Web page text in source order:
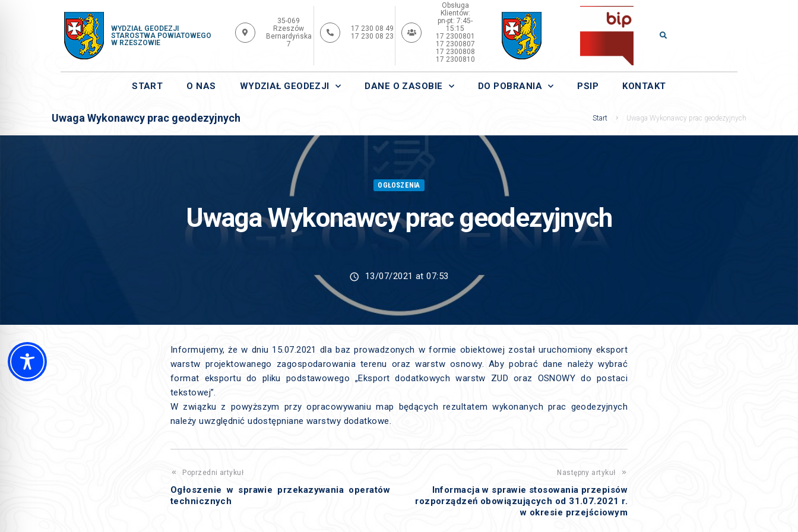
WYDZIAŁ GEODEZJI
STAROSTWA POWIATOWEGO
W RZESZOWIE
35-069
Rzeszów
Bernardyńska
7
17 230 08 49
17 230 08 23
Obsługa
Klientów:
pn-pt: 7:45-
15:15
17 2300801
17 2300807
17 2300808
17 2300810
START O NAS WYDZIAŁ GEODEZJI DANE O ZASOBIE DO POBRANIA PSIP KONTAKT
Uwaga Wykonawcy prac geodezyjnych Start Uwaga Wykonawcy prac geodezyjnych
OGŁOSZENIA
Uwaga Wykonawcy prac geodezyjnych
13/07/2021 at 07:53
Informujemy, że w dniu 15.07.2021 dla baz prowadzonych w formie obiektowej został uruchomiony eksport
warstw projektowanego zagospodarowania terenu oraz warstw osnowy. Aby pobrać dane należy wybrać
format eksportu do pliku podstawowego „Eksport dodatkowych warstw ZUD oraz OSNOWY do postaci
tekstowej”.
W związku z powyższym przy opracowywaniu map będących rezultatem wykonanych prac geodezyjnych
należy uwzględnić udostępniane warstwy dodatkowe.
Poprzedni artykuł
Ogłoszenie w sprawie przekazywania operatów
technicznych
Następny artykuł
Informacja w sprawie stosowania przepisów
rozporządzeń obowiązujących od 31.07.2021 r.
w okresie przejściowym